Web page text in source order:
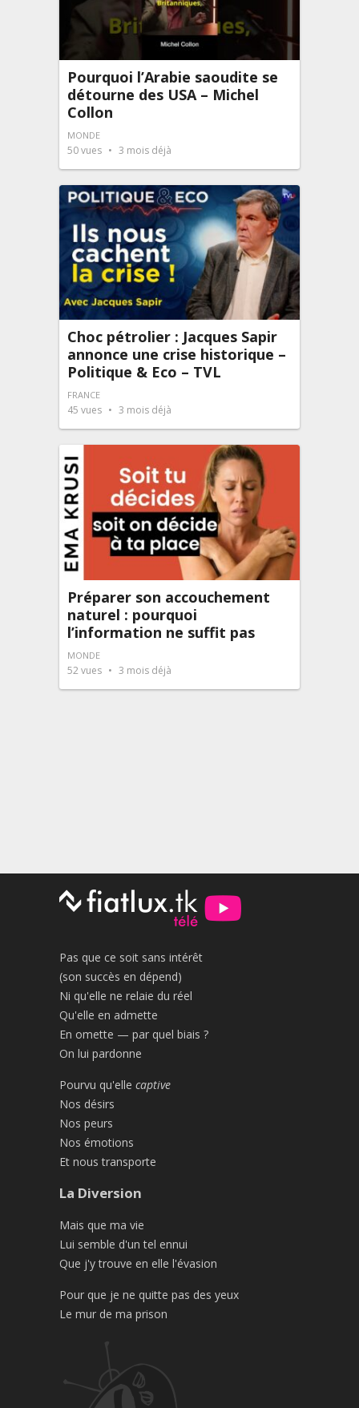
Pourquoi l’Arabie saoudite se
détourne des USA – Michel
Collon
MONDE
50vues 3 mois déjà
Choc pétrolier : Jacques Sapir
annonce une crise historique –
Politique & Eco – TVL
FRANCE
45 vues 3 mois déjà
Préparer son accouchement
naturel : pourquoi
l’information ne suffit pas
MONDE
52vues 3 mois déjà
Pas que ce soit sans intérêt
(son succès en dépend)
Ni qu'elle ne relaie du réel
Qu'elle en admette
En omette — par quel biais ?
On lui pardonne
Pourvu qu'elle captive
Nos désirs
Nos peurs
Nos émotions
Et nous transporte
La Diversion
Mais que ma vie
Lui semble d'un tel ennui
Que j'y trouve en elle l'évasion
Pour que je ne quitte pas des yeux
Le mur de ma prison